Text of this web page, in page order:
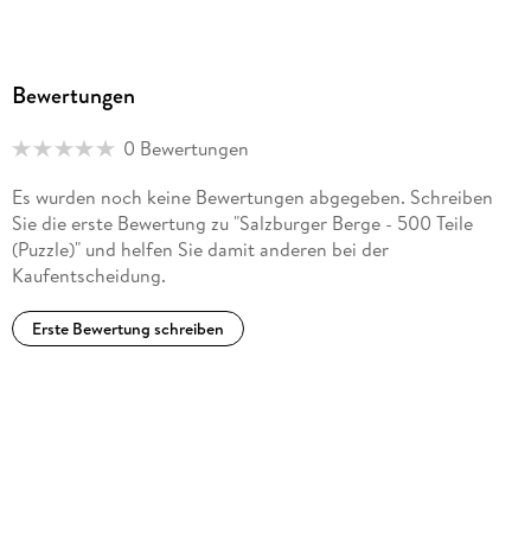
Bewertungen
0 Bewertungen
Es wurden noch keine Bewertungen abgegeben. Schreiben
Sie die erste Bewertung zu "Salzburger Berge - 500 Teile
(Puzzle)" und helfen Sie damit anderen bei der
Kaufentscheidung.
Erste Bewertung schreiben